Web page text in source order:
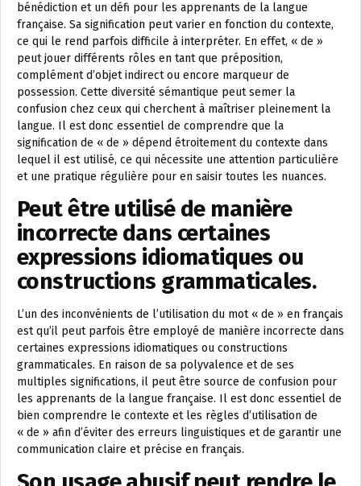
bénédiction et un défi pour les apprenants de la langue
française. Sa signification peut varier en fonction du contexte,
ce qui le rend parfois difficile à interpréter. En effet, « de »
peut jouer différents rôles en tant que préposition,
complément d’objet indirect ou encore marqueur de
possession. Cette diversité sémantique peut semer la
confusion chez ceux qui cherchent à maîtriser pleinement la
langue. Il est donc essentiel de comprendre que la
signification de « de » dépend étroitement du contexte dans
lequel il est utilisé, ce qui nécessite une attention particulière
et une pratique régulière pour en saisir toutes les nuances.
Peut être utilisé de manière
incorrecte dans certaines
expressions idiomatiques ou
constructions grammaticales.
L’un des inconvénients de l’utilisation du mot « de » en français
est qu’il peut parfois être employé de manière incorrecte dans
certaines expressions idiomatiques ou constructions
grammaticales. En raison de sa polyvalence et de ses
multiples significations, il peut être source de confusion pour
les apprenants de la langue française. Il est donc essentiel de
bien comprendre le contexte et les règles d’utilisation de
« de » afin d’éviter des erreurs linguistiques et de garantir une
communication claire et précise en français.